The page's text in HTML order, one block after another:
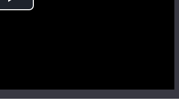
Play